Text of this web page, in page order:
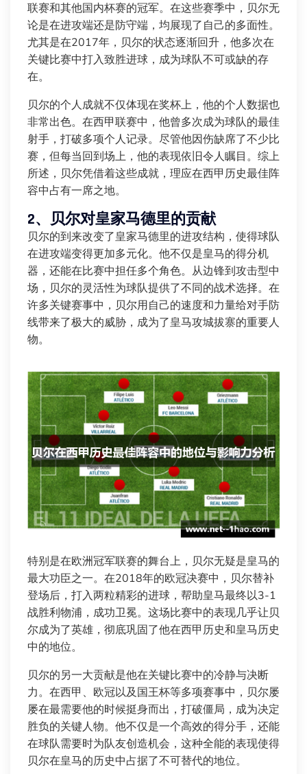
联赛和其他国内杯赛的冠军。在这些赛季中，贝尔无
论是在进攻端还是防守端，均展现了自己的多面性。
尤其是在2017年，贝尔的状态逐渐回升，他多次在
关键比赛中打入致胜进球，成为球队不可或缺的存
在。
贝尔的个人成就不仅体现在奖杯上，他的个人数据也
非常出色。在西甲联赛中，他曾多次成为球队的最佳
射手，打破多项个人记录。尽管他因伤缺席了不少比
赛，但每当回到场上，他的表现依旧令人瞩目。综上
所述，贝尔凭借着这些成就，理应在西甲历史最佳阵
容中占有一席之地。
2、贝尔对皇家马德里的贡献
贝尔的到来改变了皇家马德里的进攻结构，使得球队
在进攻端变得更加多元化。他不仅是皇马的得分机
器，还能在比赛中担任多个角色。从边锋到攻击型中
场，贝尔的灵活性为球队提供了不同的战术选择。在
许多关键赛事中，贝尔用自己的速度和力量给对手防
线带来了极大的威胁，成为了皇马攻城拔寨的重要人
物。
特别是在欧洲冠军联赛的舞台上，贝尔无疑是皇马的
最大功臣之一。在2018年的欧冠决赛中，贝尔替补
登场后，打入两粒精彩的进球，帮助皇马最终以3-1
战胜利物浦，成功卫冕。这场比赛中的表现几乎让贝
尔成为了英雄，彻底巩固了他在西甲历史和皇马历史
中的地位。
贝尔的另一大贡献是他在关键比赛中的冷静与决断
力。在西甲、欧冠以及国王杯等多项赛事中，贝尔屡
屡在最需要他的时候挺身而出，打破僵局，成为决定
胜负的关键人物。他不仅是一个高效的得分手，还能
在球队需要时为队友创造机会，这种全能的表现使得
贝尔在皇马的历史中占据了不可替代的地位。